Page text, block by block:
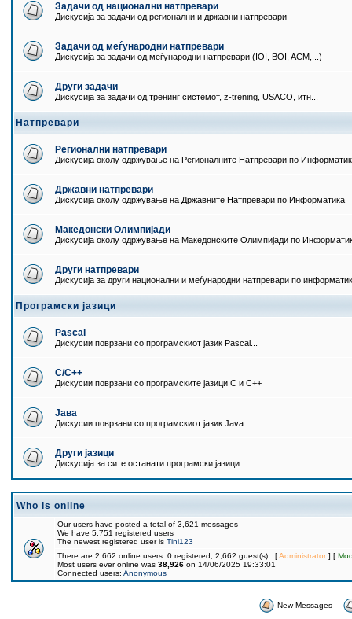
Задачи од национални натпревари
Дискусија за задачи од регионални и државни натпревари
Задачи од меѓународни натпревари
Дискусија за задачи од меѓународни натпревари (IOI, BOI, ACM,...)
Други задачи
Дискусија за задачи од тренинг системот, z-trening, USACO, итн...
Натпревари
Регионални натпревари
Дискусија околу одржување на Регионалните Натпревари по
Државни натпревари
Дискусија околу одржување на Државните Натпревари по Информатика
Македонски Олимпијади
Дискусија околу одржување на Македонските Олимпијади по
Други натпревари
Дискусија за други национални и меѓународни натпревари по
Програмски јазици
Pascal
Дискусии поврзани со програмскиот јазик Pascal...
C/C++
Дискусии поврзани со програмските јазици C и C++
Јава
Дискусии поврзани со програмскиот јазик Java...
Други јазици
Дискусија за сите останати програмски јазици..
Who is online
Our users have posted a total of 3,621 messages
We have 5,751 registered users
The newest registered user is Tini123
There are 2,662 online users: 0 registered, 2,662 guest(s) [Administrator] [
Most users ever online was 38,926 on 14/06/2025 19:33:01
Connected users: Anonymous
New Messages